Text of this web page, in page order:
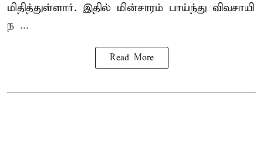
மிதித்துள்ளார். இதில் மின்சாரம் பாய்ந்து விவசாயி
ந ...
Read More